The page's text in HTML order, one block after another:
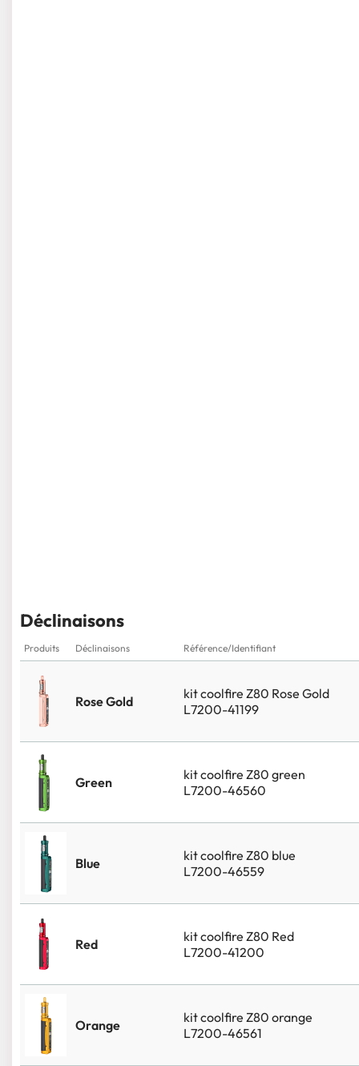
Déclinaisons
Produits Déclinaisons Référence/Identifiant
Rose Gold
kit coolfire Z80 Rose Gold
L7200-41199
Green
kit coolfire Z80 green
L7200-46560
Blue
kit coolfire Z80 blue
L7200-46559
Red
kit coolfire Z80 Red
L7200-41200
Orange
kit coolfire Z80 orange
L7200-46561